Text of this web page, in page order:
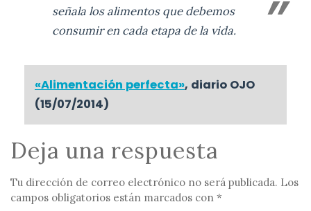
señala los alimentos que debemos
consumir en cada etapa de la vida.
«Alimentación perfecta», diario OJO
(15/07/2014)
Deja una respuesta
Tu dirección de correo electrónico no será publicada. Los
campos obligatorios están marcados con *